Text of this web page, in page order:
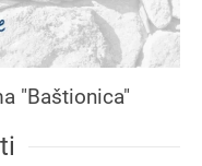
"Baštionica"